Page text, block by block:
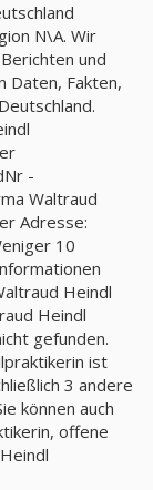
N\A. Wir
und
Daten, Fakten,
-
Waltraud
Adresse:
10
Heindl
Heindl
gefunden.
ist
3 andere
können auch
offene